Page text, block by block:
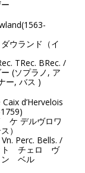
ウランド（イ
TRec. BRec. /
(ソプラノ, ア
ー, バス )
d’Hervelois
デルヴロワ
）
Perc. Bells. /
ト チェロ ヴ
ン ベル